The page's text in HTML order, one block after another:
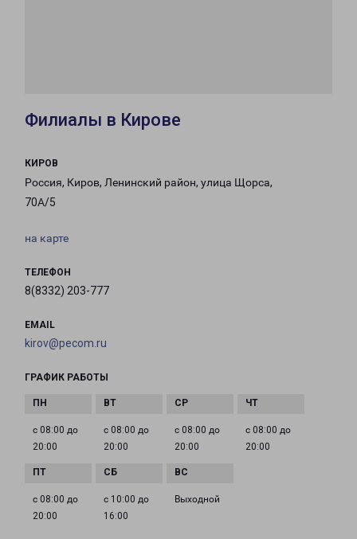
Филиалы в Кирове
КИРОВ
Россия, Киров, Ленинский район, улица Щорса,
70А/5
на карте
ТЕЛЕФОН
8(8332) 203-777
EMAIL
kirov@pecom.ru
ГРАФИК РАБОТЫ
с 08:00 до
20:00
с 08:00 до
20:00
с 08:00 до
20:00
с 08:00 до
20:00
с 08:00 до
20:00
с 10:00 до
16:00
Выходной